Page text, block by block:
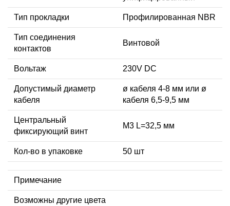
Тип прокладки Профилированная NBR
Тип соединения
контактов
Винтовой
Вольтаж 230V DC
Допустимый диаметр
кабеля
ø кабеля 4-8 мм или ø
кабеля 6,5-9,5 мм
Центральный
фиксирующий винт
М3 L=32,5 мм
Кол-во в упаковке 50 шт
Примечание
Возможны другие цвета